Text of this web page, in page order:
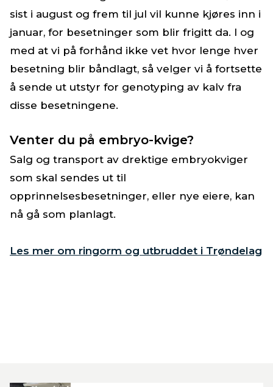
sist i august og frem til jul vil kunne kjøres inn i
januar, for besetninger som blir frigitt da. I og
med at vi på forhånd ikke vet hvor lenge hver
besetning blir båndlagt, så velger vi å fortsette
å sende ut utstyr for genotyping av kalv fra
disse besetningene.
Venter du på embryo-kvige?
Salg og transport av drektige embryokviger
som skal sendes ut til
opprinnelsesbesetninger, eller nye eiere, kan
nå gå som planlagt.
Les mer om ringorm og utbruddet i Trøndelag